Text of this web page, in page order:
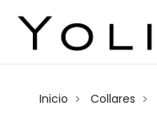
Inicio > Collares >